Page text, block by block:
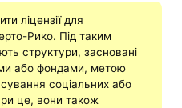
ліцензії для
Рико. Під таким
структури, засновані
або фондами, метою
соціальних або
це, вони також